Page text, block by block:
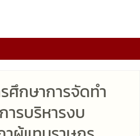
ศึกษาการจัดทำ
ารบริหารงบ